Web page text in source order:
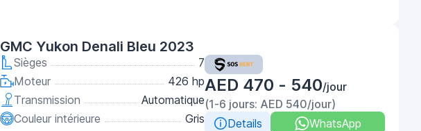
GMC Yukon Denali Bleu 2023
Sièges
7
Moteur
426 hp
Transmission
Automatique
Couleur intérieure
Gris
AED 470 - 540/jour
(1-6 jours: AED 540/jour)
Details
WhatsApp